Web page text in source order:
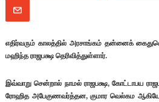
எதிர்வரும் காலத்தில் அரசாங்கம் தன்னைக்
மஹிந்த ராஜபக்ஷ தெரிவித்துள்ளார்.
இவ்வாறு சென்றால் நாமல் ராஜபக்ஷ, கோட்டாபய
ரோஹித அபேகுணவர்த்தன, குமார வெல்கம